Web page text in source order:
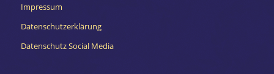
Impressum
Datenschutzerklärung
Datenschutz Social Media